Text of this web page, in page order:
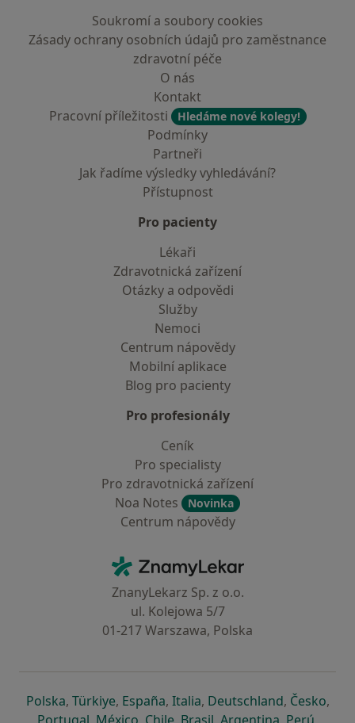
Soukromí a soubory cookies
Zásady ochrany osobních údajů pro zaměstnance
zdravotní péče
O nás
Kontakt
Pracovní příležitosti
Hledáme nové kolegy!
Podmínky
Partneři
Jak řadíme výsledky vyhledávání?
Přístupnost
Pro pacienty
Lékaři
Zdravotnická zařízení
Otázky a odpovědi
Služby
Nemoci
Centrum nápovědy
Mobilní aplikace
Blog pro pacienty
Pro profesionály
Ceník
Pro specialisty
Pro zdravotnická zařízení
Noa Notes
Novinka
Centrum nápovědy
ZnamyLekar - Hlavní stránka
ZnanyLekarz Sp. z o.o.
ul. Kolejowa 5/7
01-217 Warszawa, Polska
Polskase otevře v nové záložce
, Türkiyese otevře v nové záložce
, Españase otevře v nové záložce
, Italiase otevře v nové záložce
, Deutschlandse otevře v
, Českose
,
se otevře v nové záložce
se otevře v nové záložce
se otevře v nové záložce
se otevře v novése otevře v